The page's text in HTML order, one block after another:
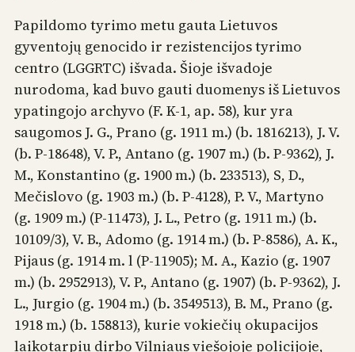
Papildomo tyrimo metu gauta Lietuvos
gyventojų genocido ir rezistencijos tyrimo
centro (LGGRTC) išvada. Šioje išvadoje
nurodoma, kad buvo gauti duomenys iš Lietuvos
ypatingojo archyvo (F. K-1, ap. 58), kur yra
saugomos J. G., Prano (g. 1911 m.) (b. 1816213), J. V.
(b. P-18648), V. P., Antano (g. 1907 m.) (b. P-9362), J.
M., Konstantino (g. 1900 m.) (b. 233513), S, D.,
Mečislovo (g. 1903 m.) (b. P-4128), P. V., Martyno
(g. 1909 m.) (P-11473), J. L., Petro (g. 1911 m.) (b.
10109/3), V. B., Adomo (g. 1914 m.) (b. P-8586), A. K.,
Pijaus (g. 1914 m. l (P-11905); M. A., Kazio (g. 1907
m.) (b. 2952913), V. P., Antano (g. 1907) (b. P-9362), J.
L., Jurgio (g. 1904 m.) (b. 3549513), B. M., Prano (g.
1918 m.) (b. 158813), kurie vokiečių okupacijos
laikotarpiu dirbo Vilniaus viešojoje policijoje,